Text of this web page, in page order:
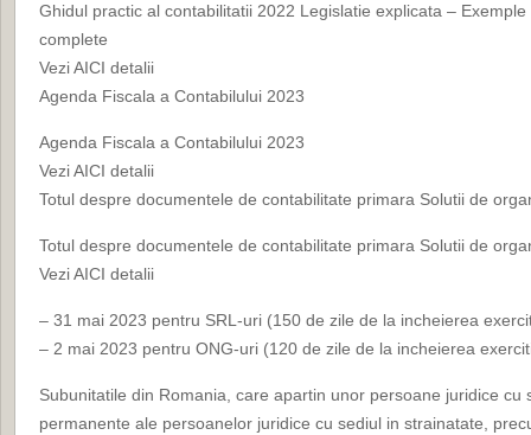
Ghidul practic al contabilitatii 2022 Legislatie explicata –
complete
Vezi AICI detalii
Agenda Fiscala a Contabilului 2023
Agenda Fiscala a Contabilului 2023
Vezi AICI detalii
Totul despre documentele de contabilitate primara Solutii de
Totul despre documentele de contabilitate primara Solutii de
Vezi AICI detalii
– 31 mai 2023 pentru SRL-uri (150 de zile de la incheierea
– 2 mai 2023 pentru ONG-uri (120 de zile de la incheierea
Subunitatile din Romania, care apartin unor persoane juridice cu
permanente ale persoanelor juridice cu sediul in strainatate,